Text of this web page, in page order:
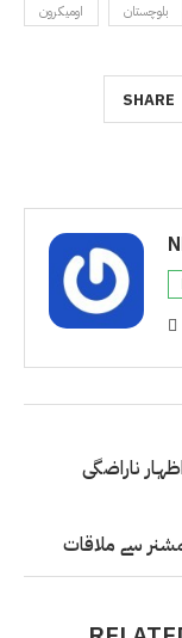
اومیکرون بلوچستان
SHARE
ناراضگی
سے ملاقات